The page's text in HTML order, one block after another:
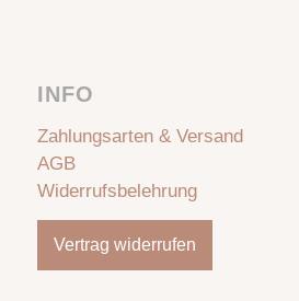
INFO
Zahlungsarten & Versand
AGB
Widerrufsbelehrung
Vertrag widerrufen